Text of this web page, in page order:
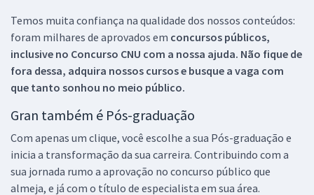
Temos muita confiança na qualidade dos nossos conteúdos:
foram milhares de aprovados em concursos públicos,
inclusive no Concurso CNU com a nossa ajuda. Não fique de
fora dessa, adquira nossos cursos e busque a vaga com
que tanto sonhou no meio público.
Gran também é Pós-graduação
Com apenas um clique, você escolhe a sua Pós-graduação e
inicia a transformação da sua carreira. Contribuindo com a
sua jornada rumo a aprovação no concurso público que
almeja, e já com o título de especialista em sua área.